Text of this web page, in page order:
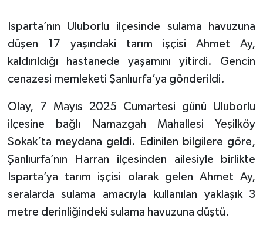
Isparta’nın Uluborlu ilçesinde sulama havuzuna
düşen 17 yaşındaki tarım işçisi Ahmet Ay,
kaldırıldığı hastanede yaşamını yitirdi. Gencin
cenazesi memleketi Şanlıurfa’ya gönderildi.
Olay, 7 Mayıs 2025 Cumartesi günü Uluborlu
ilçesine bağlı Namazgah Mahallesi Yeşilköy
Sokak’ta meydana geldi. Edinilen bilgilere göre,
Şanlıurfa’nın Harran ilçesinden ailesiyle birlikte
Isparta’ya tarım işçisi olarak gelen Ahmet Ay,
seralarda sulama amacıyla kullanılan yaklaşık 3
metre derinliğindeki sulama havuzuna düştü.
POLİTİKA
RESMİ İLANLAR
Tarihi Yapılarımız
Teknoloji
Türkiye